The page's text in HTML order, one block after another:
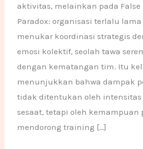
aktivitas, melainkan pada False
Paradox: organisasi terlalu
menukar koordinasi strategis
emosi kolektif, seolah tawa
dengan kematangan tim. Itu
menunjukkan bahwa dampak
tidak ditentukan oleh intensitas
sesaat, tetapi oleh kemampuan
mendorong training […]